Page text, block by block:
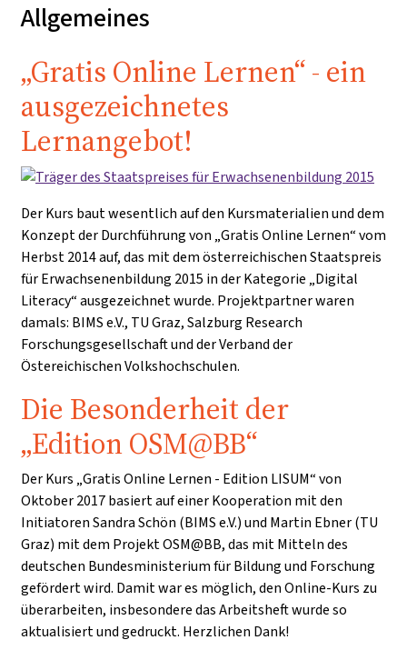
Allgemeines
„Gratis Online Lernen“ - ein
ausgezeichnetes
Lernangebot!
Der Kurs baut wesentlich auf den Kursmaterialien und dem
Konzept der Durchführung von „Gratis Online Lernen“ vom
Herbst 2014 auf, das mit dem österreichischen Staatspreis
für Erwachsenenbildung 2015 in der Kategorie „Digital
Literacy“ ausgezeichnet wurde. Projektpartner waren
damals: BIMS e.V., TU Graz, Salzburg Research
Forschungsgesellschaft und der Verband der
Östereichischen Volkshochschulen.
Die Besonderheit der
„Edition OSM@BB“
Der Kurs „Gratis Online Lernen - Edition LISUM“ von
Oktober 2017 basiert auf einer Kooperation mit den
Initiatoren Sandra Schön (BIMS e.V.) und Martin Ebner (TU
Graz) mit dem Projekt OSM@BB, das mit Mitteln des
deutschen Bundesministerium für Bildung und Forschung
gefördert wird. Damit war es möglich, den Online-Kurs zu
überarbeiten, insbesondere das Arbeitsheft wurde so
aktualisiert und gedruckt. Herzlichen Dank!